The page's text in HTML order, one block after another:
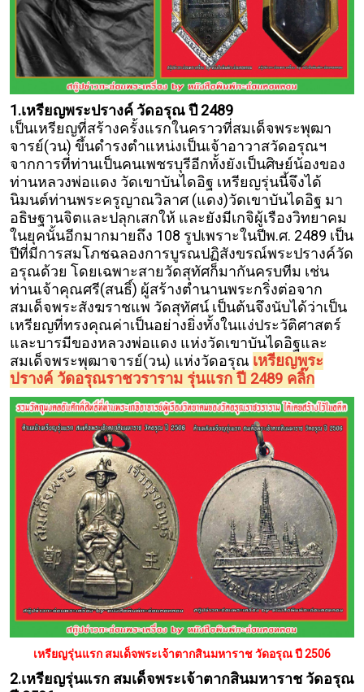
1.เหรียญพระปรางค์ วัดอรุณ ปี 2489
เป็นเหรียญที่สร้างครั้งแรกในคราวที่สมเด็จพระพุฒา
จารย์(วน) ขึ้นดำรงตำแหน่งเป็นเจ้าอาวาสวัดอรุณฯ
จากการที่ท่านเป็นคนเพชรบุรีอีกทั้งยังเป็นศิษย์น้องของ
ท่านหลวงพ่อแดง วัดเขาบันไดอิฐ เหรียญรุ่นนี้จึงได้
นิมนต์ท่านพระครูญาณวิลาศ (แดง)วัดเขาบันไดอิฐ มา
อธิษฐานจิตและปลุกเสกให้ และยังมีเกจิผู้เรืองวิทยาคม
ในยุคนั้นอีกมากมายถึง 108 รูปเพราะในปีพ.ศ. 2489 เป็น
ปีที่มีการสมโภชฉลองการบูรณปฏิสังขรณ์พระปรางค์วัด
อรุณด้วย โดยเฉพาะสายวัดสุทัศก็มากันครบทีม เช่น
ท่านเจ้าคุณศรี(สนธิ์) ผู้สร้างตำนานพระกริ่งต่อจาก
สมเด็จพระสังฆราชแพ วัดสุทัศน์ เป็นต้นจึงนับได้ว่าเป็น
เหรียญที่ทรงคุณค่าเป็นอย่างยิ่งทั้งในแง่ประวัติศาสตร์
และบารมีของหลวงพ่อแดง แห่งวัดเขาบันไดอิฐและ
สมเด็จพระพุฒาจารย์(วน) แห่งวัดอรุณ เหรียญพระ
ปรางค์ วัดอรุณราชวราราม รุ่นแรก ปี 2489 คลิ๊ก
เหรียญรุ่นแรก สมเด็จพระเจ้าตากสินมหาราช วัดอรุณ ปี 2506
2.เหรียญรุ่นแรก สมเด็จพระเจ้าตากสินมหาราช วัดอรุณ